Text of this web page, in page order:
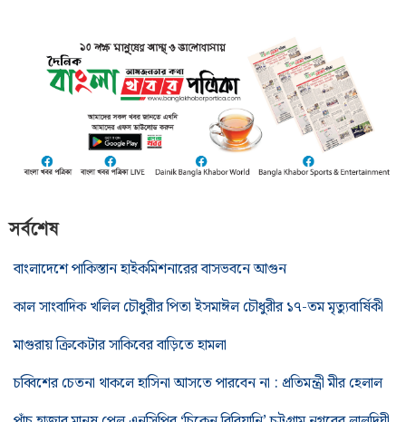
সর্বশেষ
বাংলাদেশে পাকিস্তান হাইকমিশনারের বাসভবনে আগুন
কাল সাংবাদিক খলিল চৌধুরীর পিতা ইসমাঈল চৌধুরীর ১৭-তম মৃত্যুবার্ষিকী
মাগুরায় ক্রিকেটার সাকিবের বাড়িতে হামলা
চব্বিশের চেতনা থাকলে হাসিনা আসতে পারবেন না : প্রতিমন্ত্রী মীর হেলাল